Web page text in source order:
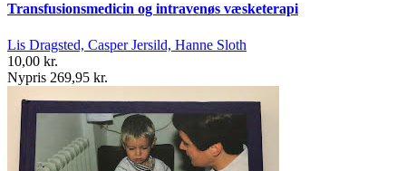
Transfusionsmedicin og intravenøs væsketerapi
Lis Dragsted, Casper Jersild, Hanne Sloth
10,00 kr.
Nypris 269,95 kr.